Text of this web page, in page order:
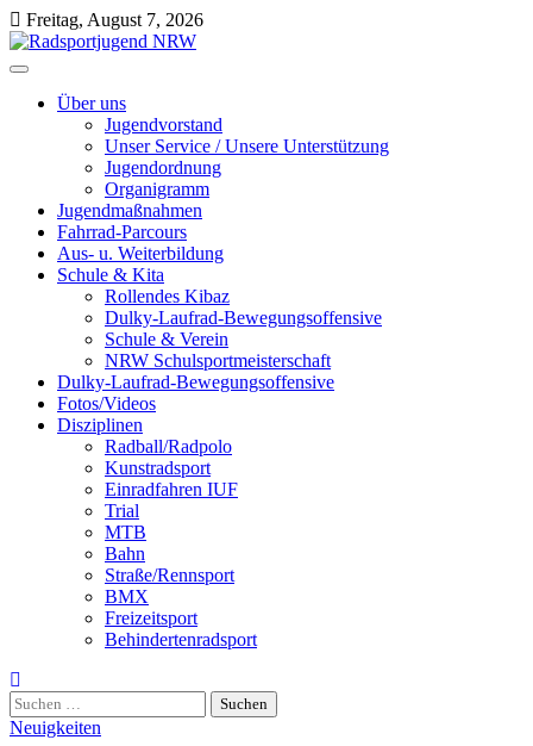
Skip
to
content
Freitag, August 7, 2026
Über uns
Jugendvorstand
Unser Service / Unsere Unterstützung
Jugendordnung
Organigramm
Jugendmaßnahmen
Fahrrad-Parcours
Aus- u. Weiterbildung
Schule & Kita
Rollendes Kibaz
Dulky-Laufrad-Bewegungsoffensive
Schule & Verein
NRW Schulsportmeisterschaft
Dulky-Laufrad-Bewegungsoffensive
Fotos/Videos
Disziplinen
Radball/Radpolo
Kunstradsport
Einradfahren IUF
Trial
MTB
Bahn
Straße/Rennsport
BMX
Freizeitsport
Behindertenradsport
Suchen
nach:
Neuigkeiten